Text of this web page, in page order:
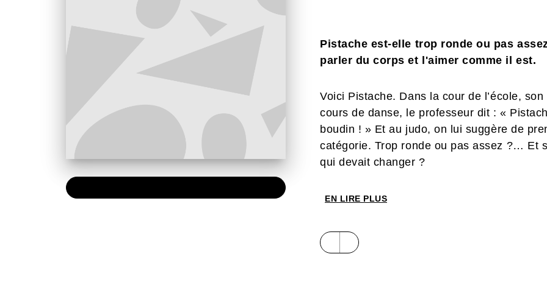
Pistache est-elle trop ronde ou pas
parler du corps et l'aimer comme il est.
Voici Pistache. Dans la cour de l’école,
cours de danse, le professeur dit : «
boudin ! » Et au judo, on lui suggère de
catégorie. Trop ronde ou pas assez ?… Et
qui devait changer ?
EN LIRE PLUS